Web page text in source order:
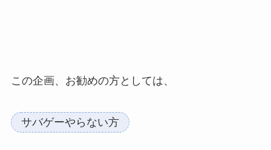
この企画、お勧めの方としては、
サバゲーやらない方